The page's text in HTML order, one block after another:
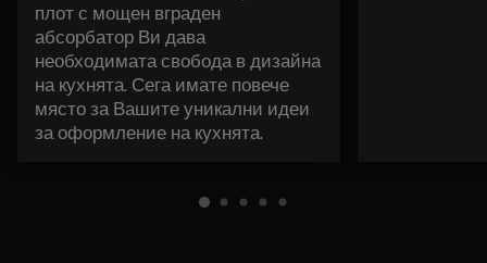
плот с мощен вграден
абсорбатор Ви дава
необходимата свобода в дизайна
на кухнята. Сега имате повече
място за Вашите уникални идеи
за оформление на кухнята.